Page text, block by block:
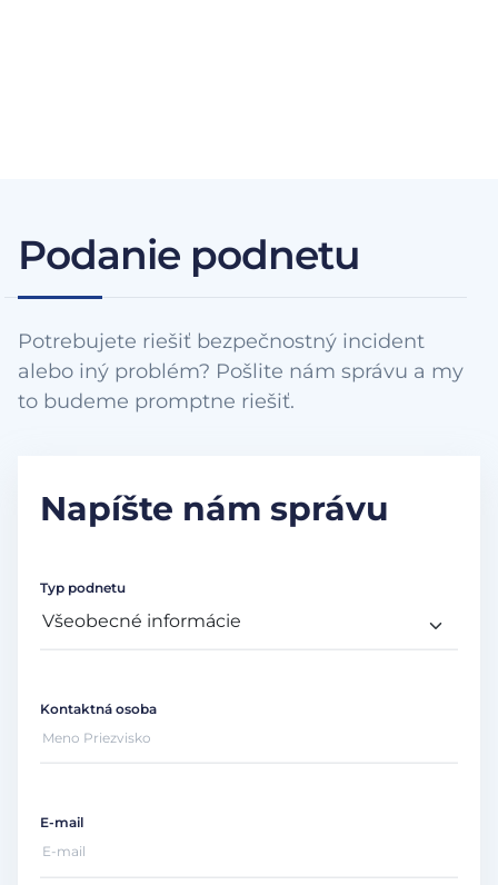
Podanie podnetu
Potrebujete riešiť bezpečnostný incident
alebo iný problém? Pošlite nám správu a my
to budeme promptne riešiť.
Napíšte nám správu
Typ podnetu
Kontaktná osoba
E-mail